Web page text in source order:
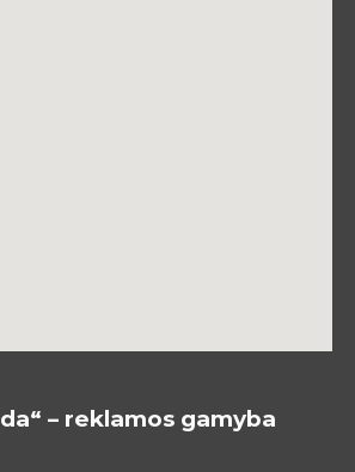
– reklamos gamyba